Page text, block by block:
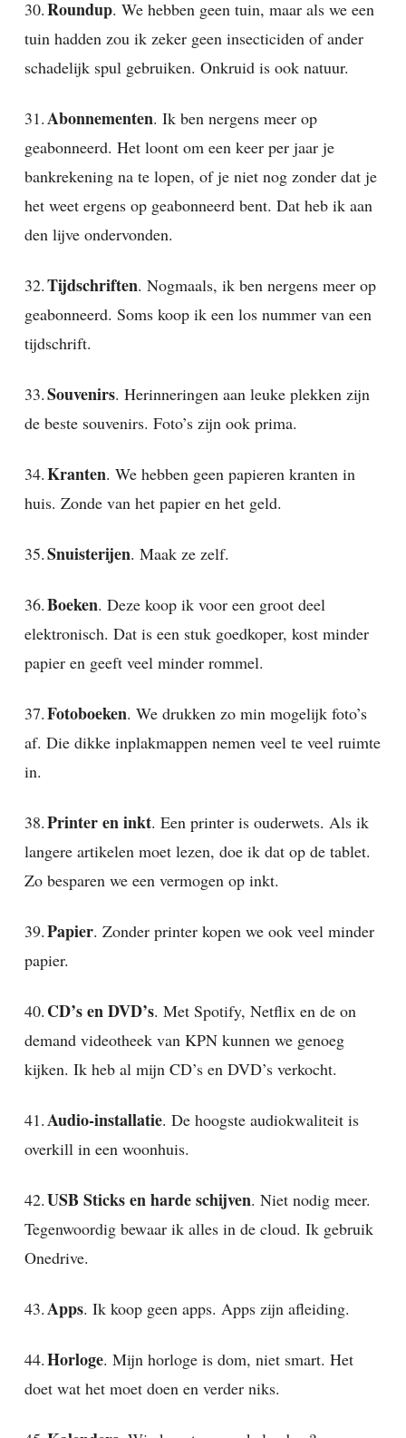
30.Roundup. We hebben geen tuin, maar als we een
tuin hadden zou ik zeker geen insecticiden of ander
schadelijk spul gebruiken. Onkruid is ook natuur.
31.Abonnementen. Ik ben nergens meer op
geabonneerd. Het loont om een keer per jaar je
bankrekening na te lopen, of je niet nog zonder dat je
het weet ergens op geabonneerd bent. Dat heb ik aan
den lijve ondervonden.
32.Tijdschriften. Nogmaals, ik ben nergens meer op
geabonneerd. Soms koop ik een los nummer van een
tijdschrift.
33.Souvenirs. Herinneringen aan leuke plekken zijn
de beste souvenirs. Foto’s zijn ook prima.
34.Kranten. We hebben geen papieren kranten in
huis. Zonde van het papier en het geld.
35.Snuisterijen. Maak ze zelf.
36.Boeken. Deze koop ik voor een groot deel
elektronisch. Dat is een stuk goedkoper, kost minder
papier en geeft veel minder rommel.
37.Fotoboeken. We drukken zo min mogelijk foto’s
af. Die dikke inplakmappen nemen veel te veel ruimte
in.
38.Printer en inkt. Een printer is ouderwets. Als ik
langere artikelen moet lezen, doe ik dat op de tablet.
Zo besparen we een vermogen op inkt.
39.Papier. Zonder printer kopen we ook veel minder
papier.
40. CD’s en DVD’s. Met Spotify, Netflix en de on
demand videotheek van KPN kunnen we genoeg
kijken. Ik heb al mijn CD’s en DVD’s verkocht.
41.Audio-installatie. De hoogste audiokwaliteit is
overkill in een woonhuis.
42.USB Sticks en harde schijven. Niet nodig meer.
Tegenwoordig bewaar ik alles in de cloud. Ik gebruik
Onedrive.
43.Apps. Ik koop geen apps. Apps zijn afleiding.
44.Horloge. Mijn horloge is dom, niet smart. Het
doet wat het moet doen en verder niks.